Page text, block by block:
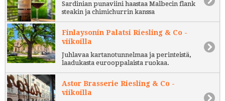
Sardinian punaviini haastaa Malbecin flank
steakin ja chimichurrin kanssa
Finlaysonin Palatsi Riesling & Co -
viikoilla
Juhlavaa kartanotunnelmaa ja perinteistä,
laadukasta eurooppalaista ruokaa.
Astor Brasserie Riesling & Co -
viikoilla